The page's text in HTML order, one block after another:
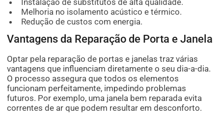
Instalação de substitutos de alta qualidade.
Melhoria no isolamento acústico e térmico.
Redução de custos com energia.
Vantagens da Reparação de Porta e Janela
Optar pela reparação de portas e janelas traz várias
vantagens que influenciam diretamente o seu dia-a-dia.
O processo assegura que todos os elementos
funcionam perfeitamente, impedindo problemas
futuros. Por exemplo, uma janela bem reparada evita
correntes de ar que podem resultar em desconforto.